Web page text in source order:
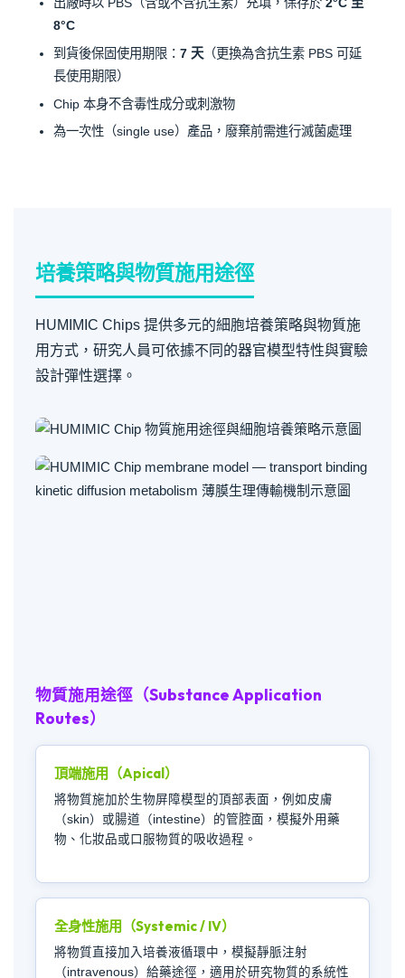
出廠時以 PBS（含或不含抗生素）充填，保存於 2°C 至
8°C
到貨後保固使用期限： 7 天 （更換為含抗生素 PBS 可延
長使用期限）
Chip 本身不含毒性成分或刺激物
為一次性（single use）產品，廢棄前需進行滅菌處理
培養策略與物質施用途徑
HUMIMIC Chips 提供多元的細胞培養策略與物質施
用方式，研究人員可依據不同的器官模型特性與實驗
設計彈性選擇。
物質施用途徑（Substance Application
Routes）
頂端施用（Apical）
將物質施加於生物屏障模型的頂部表面，例如皮膚
（skin）或腸道（intestine）的管腔面，模擬外用藥
物、化妝品或口服物質的吸收過程。
全身性施用（Systemic / IV）
將物質直接加入培養液循環中，模擬靜脈注射
（intravenous）給藥途徑，適用於研究物質的系統性